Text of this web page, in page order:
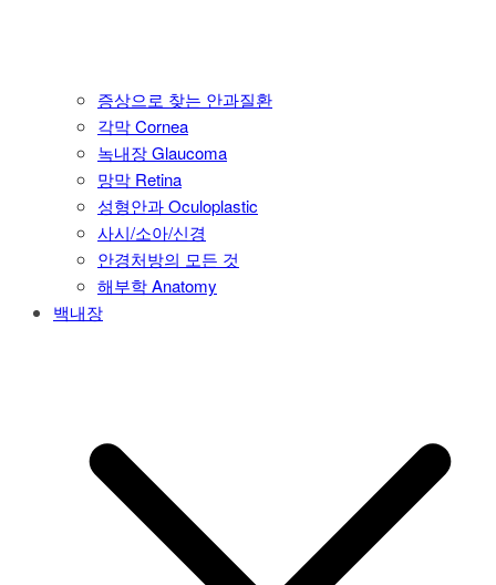
증상으로 찾는 안과질환
각막 Cornea
녹내장 Glaucoma
망막 Retina
성형안과 Oculoplastic
사시/소아/신경
안경처방의 모든 것
해부학 Anatomy
백내장